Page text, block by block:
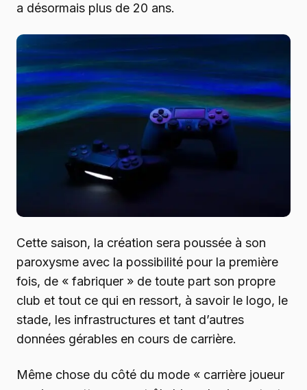
a désormais plus de 20 ans.
Cette saison, la création sera poussée à son
paroxysme avec la possibilité pour la première
fois, de « fabriquer » de toute part son propre
club et tout ce qui en ressort, à savoir le logo, le
stade, les infrastructures et tant d’autres
données gérables en cours de carrière.
Même chose du côté du mode « carrière joueur